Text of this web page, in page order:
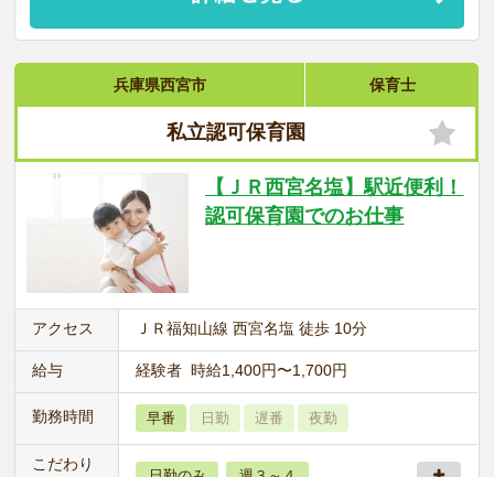
兵庫県西宮市 保育士
私立認可保育園
【ＪＲ西宮名塩】駅近便利！
認可保育園でのお仕事
アクセス ＪＲ福知山線 西宮名塩 徒歩 10分
給与 経験者 時給1,400円〜1,700円
勤務時間 早番 日勤 遅番 夜勤
こだわり